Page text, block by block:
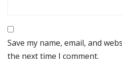
Save my name, email, and
the next time I comment.